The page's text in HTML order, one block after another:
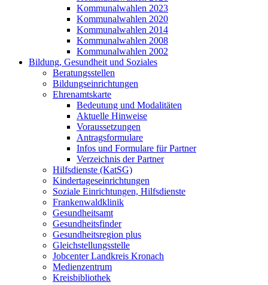
Kommunalwahlen 2023
Kommunalwahlen 2020
Kommunalwahlen 2014
Kommunalwahlen 2008
Kommunalwahlen 2002
Bildung, Gesundheit und Soziales
Beratungsstellen
Bildungseinrichtungen
Ehrenamtskarte
Bedeutung und Modalitäten
Aktuelle Hinweise
Voraussetzungen
Antragsformulare
Infos und Formulare für Partner
Verzeichnis der Partner
Hilfsdienste (KatSG)
Kindertageseinrichtungen
Soziale Einrichtungen, Hilfsdienste
Frankenwaldklinik
Gesundheitsamt
Gesundheitsfinder
Gesundheitsregion plus
Gleichstellungsstelle
Jobcenter Landkreis Kronach
Medienzentrum
Kreisbibliothek